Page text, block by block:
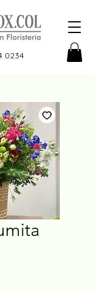
0234